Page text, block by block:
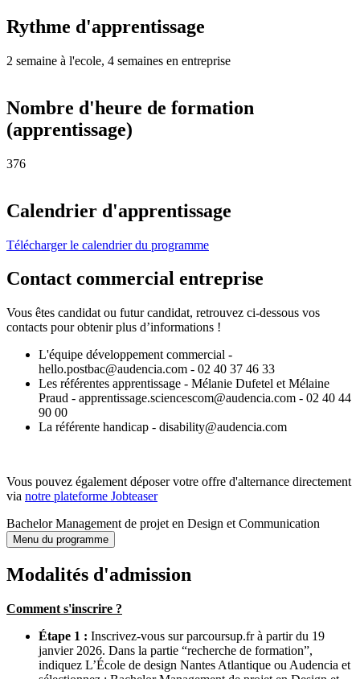
Rythme d'apprentissage
2 semaine à l'ecole, 4 semaines en entreprise
Nombre d'heure de formation
(apprentissage)
376
Calendrier d'apprentissage
Télécharger le calendrier du programme
Contact commercial entreprise
Vous êtes candidat ou futur candidat, retrouvez ci-dessous vos
contacts pour obtenir plus d’informations !
L'équipe développement commercial -
hello.postbac@audencia.com - 02 40 37 46 33
Les référentes apprentissage - Mélanie Dufetel et Mélaine
Praud - apprentissage.sciencescom@audencia.com - 02 40 44
90 00
La référente handicap - disability@audencia.com
Vous pouvez également déposer votre offre d'alternance directement
via notre plateforme Jobteaser
Bachelor Management de projet en Design et Communication
Menu du programme
Modalités d'admission
Comment s'inscrire ?
Étape 1 : Inscrivez-vous sur parcoursup.fr à partir du 19
janvier 2026. Dans la partie “recherche de formation”,
indiquez L’École de design Nantes Atlantique ou Audencia et